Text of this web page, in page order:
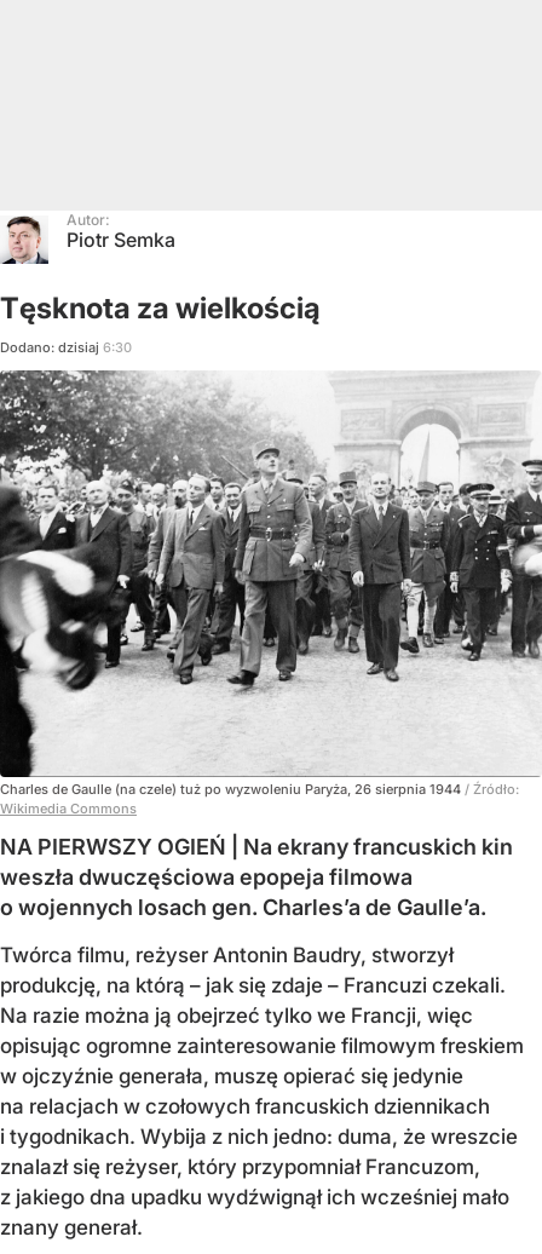
Autor:
Piotr Semka
Tęsknota za wielkością
Dodano: dzisiaj 6:30
Charles de Gaulle (na czele) tuż po wyzwoleniu Paryża, 26 sierpnia 1944 / Źródło:
Wikimedia Commons
NA PIERWSZY OGIEŃ | Na ekrany francuskich kin
weszła dwuczęściowa epopeja filmowa
o wojennych losach gen. Charles’a de Gaulle’a.
Twórca filmu, reżyser Antonin Baudry, stworzył
produkcję, na którą – jak się zdaje – Francuzi czekali.
Na razie można ją obejrzeć tylko we Francji, więc
opisując ogromne zainteresowanie filmowym freskiem
w ojczyźnie generała, muszę opierać się jedynie
na relacjach w czołowych francuskich dziennikach
i tygodnikach. Wybija z nich jedno: duma, że wreszcie
znalazł się reżyser, który przypomniał Francuzom,
z jakiego dna upadku wydźwignął ich wcześniej mało
znany generał.